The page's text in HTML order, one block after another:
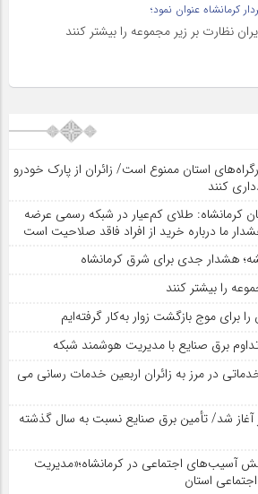
کرمانشاه عنوان نمود؛
نظارت بر زیر مجموعه را بیشتر کنند
استان ممنوع است/ زائران از پارک خودرو
کنند
کرمانشاه: طلای کم‌عیار در شبکه رسمی عرضه
ما درباره خرید از افراد فاقد صلاحیت است
هشدار جدی برای شرق کرمانشاه
را بیشتر کنند
برای موج بازگشت زوار به‌کار گرفته‌ایم
برق صنایع با مدیریت هوشمند شبکه
در مرز به زائران اربعین خدمات رسانی می
شد/ تأمین برق صنایع نسبت به سال گذشته
آسیب‌های اجتماعی در کرمانشاه؛«مدیریت
استان